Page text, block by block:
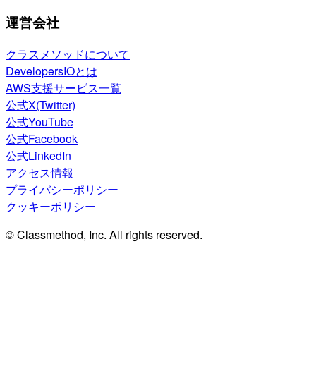
運営会社
クラスメソッドについて
DevelopersIOとは
AWS支援サービス一覧
公式X(Twitter)
公式YouTube
公式Facebook
公式LinkedIn
アクセス情報
プライバシーポリシー
クッキーポリシー
© Classmethod, Inc. All rights reserved.